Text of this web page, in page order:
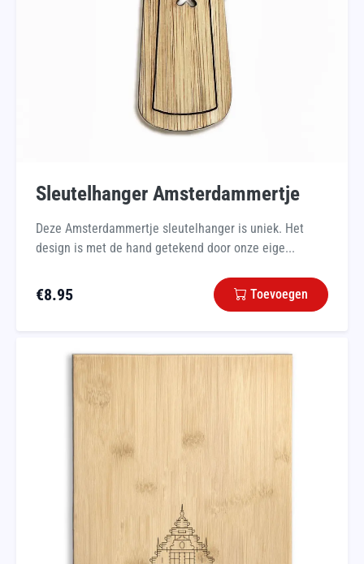
Sleutelhanger Amsterdammertje
Deze Amsterdammertje sleutelhanger is uniek. Het
design is met de hand getekend door onze eige...
€8.95 Toevoegen